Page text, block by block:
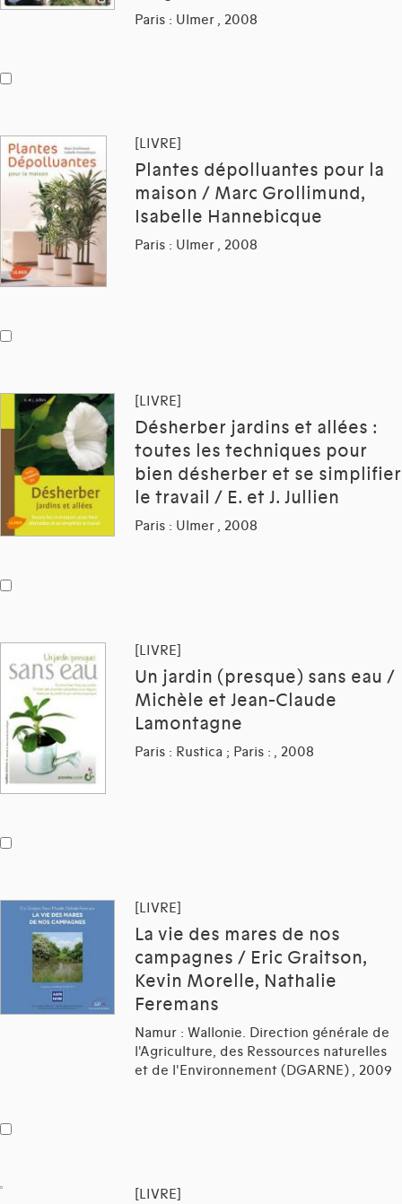
Paris : Ulmer , 2008
[LIVRE]
Plantes dépolluantes pour la
maison / Marc Grollimund,
Isabelle Hannebicque
Paris : Ulmer , 2008
[LIVRE]
Désherber jardins et allées :
toutes les techniques pour
bien désherber et se simplifier
le travail / E. et J. Jullien
Paris : Ulmer , 2008
[LIVRE]
Un jardin (presque) sans eau /
Michèle et Jean-Claude
Lamontagne
Paris : Rustica ; Paris : , 2008
[LIVRE]
La vie des mares de nos
campagnes / Eric Graitson,
Kevin Morelle, Nathalie
Feremans
Namur : Wallonie. Direction générale de
l'Agriculture, des Ressources naturelles
et de l'Environnement (DGARNE) , 2009
[LIVRE]